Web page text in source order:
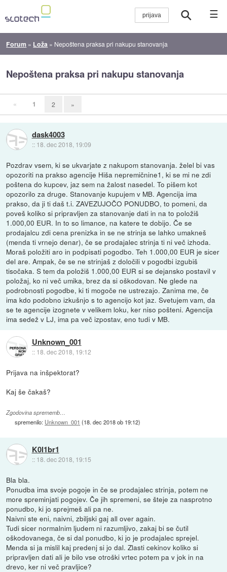
☰
Forum » Loža » Nepoštena praksa pri nakupu stanovanja
Nepoštena praksa pri nakupu stanovanja
« 1 2 »
dask4003
:: 18. dec 2018, 19:09
Pozdrav vsem, ki se ukvarjate z nakupom stanovanja. želel bi vas
opozoriti na prakso agencije Hiša nepremičnine1, ki se mi ne zdi
poštena do kupcev, jaz sem na žalost nasedel. To pišem kot
opozorilo za druge. Stanovanje kupujem v MB. Agencija ima
prakso, da ji ti daš t.i. ZAVEZUJOČO PONUDBO, to pomeni, da
poveš koliko si pripravljen za stanovanje dati in na to položiš
1.000,00 EUR. In to so limance, na katere te dobijo. Če se
prodajalcu zdi cena prenizka in se ne strinja se lahko umakneš
(menda ti vrnejo denar), če se prodajalec strinja ti ni več izhoda.
Moraš položiti aro in podpisati pogodbo. Teh 1.000,00 EUR je sicer
del are. Ampak, če se ne strinjaš z določili v pogodbi izgubiš
tisočaka. S tem da položiš 1.000,00 EUR si se dejansko postavil v
položaj, ko ni več umika, brez da si oškodovan. Ne glede na
podrobnosti pogodbe, ki ti mogoče ne ustrezajo. Zanima me, če
ima kdo podobno izkušnjo s to agencijo kot jaz. Svetujem vam, da
se te agencije izognete v velikem loku, ker niso pošteni. Agencija
ima sedež v LJ, ima pa več izpostav, eno tudi v MB.
Unknown_001
:: 18. dec 2018, 19:12
Prijava na inšpektorat?
Kaj še čakaš?
Zgodovina sprememb…
spremenilo: Unknown_001 (18. dec 2018 ob 19:12)
K0l1br1
:: 18. dec 2018, 19:15
Bla bla.
Ponudba ima svoje pogoje in če se prodajalec strinja, potem ne
more spreminjati pogojev. Če jih spremeni, se šteje za nasprotno
ponudbo, ki jo sprejmeš ali pa ne.
Naivni ste eni, naivni, zbiljski gaj all over again.
Tudi sicer normalnim ljudem ni razumljivo, zakaj bi se čutil
oškodovanega, če si dal ponudbo, ki jo je prodajalec sprejel.
Menda si ja mislil kaj predenj si jo dal. Zlasti cekinov koliko si
pripravljen dati ali je bilo vse otroški vrtec potem pa v jok in na
drevo, ker ni več pravljice?